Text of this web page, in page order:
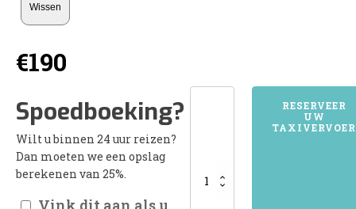
Wissen
€190
Spoedboeking?
Wilt u binnen 24 uur reizen?
Dan moeten we een opslag
berekenen van 25%.
Vink dit aan als u
4702ROOSENDAAL
RESERVEER
UW
TAXIVERVOER